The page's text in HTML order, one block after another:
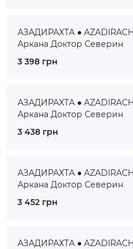
АЗАДИРАХТА ●
Аркана Доктор Северин
3 398 грн
АЗАДИРАХТА ●
Аркана Доктор Северин
3 438 грн
АЗАДИРАХТА ●
Аркана Доктор Северин
3 452 грн
АЗАДИРАХТА ●